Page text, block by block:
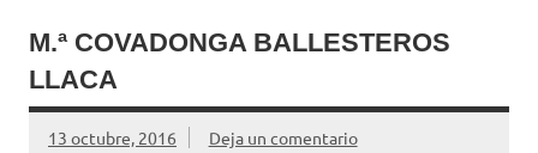
M.ª COVADONGA BALLESTEROS
LLACA
13 octubre, 2016 Deja un comentario